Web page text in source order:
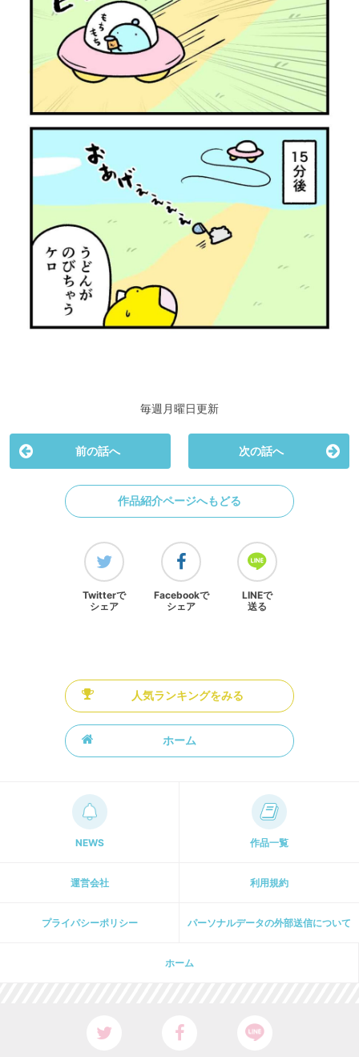
毎週月曜日更新
前の話へ 次の話へ
作品紹介ページへもどる
Twitterで
シェア
Facebookで
シェア
LINEで
送る
人気ランキングをみる
ホーム
NEWS 作品一覧
運営会社 利用規約
プライパシーポリシー パーソナルデータの外部送信について
ホーム